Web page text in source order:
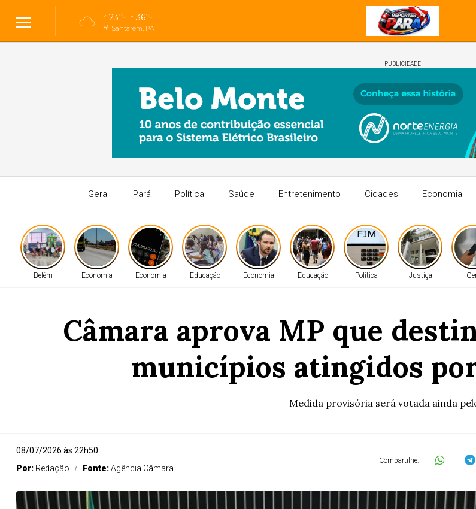
23°C 36°C
Santarém, PA
PUBLICIDADE
Geral Pará Política Saúde Entretenimento Cidades Economia
Belém Economia Economia Educação Economia Educação Política Justiça
Câmara aprova MP que
municípios atingidos
Medida provisória será votada ainda
08/07/2026 às 22h50
Por: Redação Fonte:Agência Câmara
Compartilhe: